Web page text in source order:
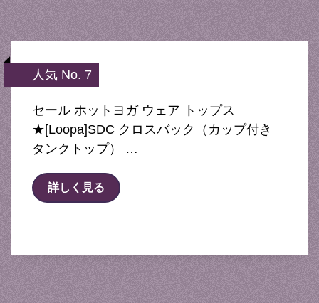
人気 No. 7
セール ホットヨガ ウェア トップス
★[Loopa]SDC クロスバック（カップ付き
タンクトップ） …
詳しく見る